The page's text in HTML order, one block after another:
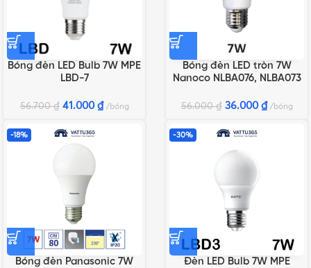
Bóng đèn LED Bulb 7W MPE
LBD-7
56.700₫ 41.000 ₫ bóng
Bóng đèn LED tròn 7W
Nanoco NLBA076, NLBA073
56.000₫ 36.000 ₫ bóng
-18%
Bóng đèn Panasonic 7W
-30%
Đèn LED Bulb 7W MPE